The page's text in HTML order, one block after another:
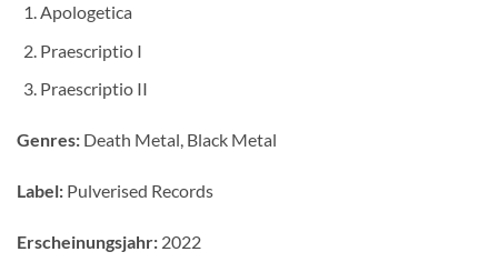
Apologetica
Praescriptio I
Praescriptio II
Genres: Death Metal, Black Metal
Label: Pulverised Records
Erscheinungsjahr: 2022